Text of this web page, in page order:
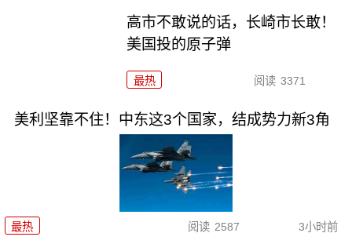
高市不敢说的话，长崎市长敢！
美国投的原子弹
最热 阅读 3371
美利坚靠不住！中东这3个国家，结成势力新3角
最热 阅读 2587 3小时前